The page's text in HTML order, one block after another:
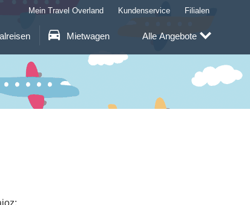
Mietwagen
Mein Travel Overland Kundenservice Filialen
Alle Angebote